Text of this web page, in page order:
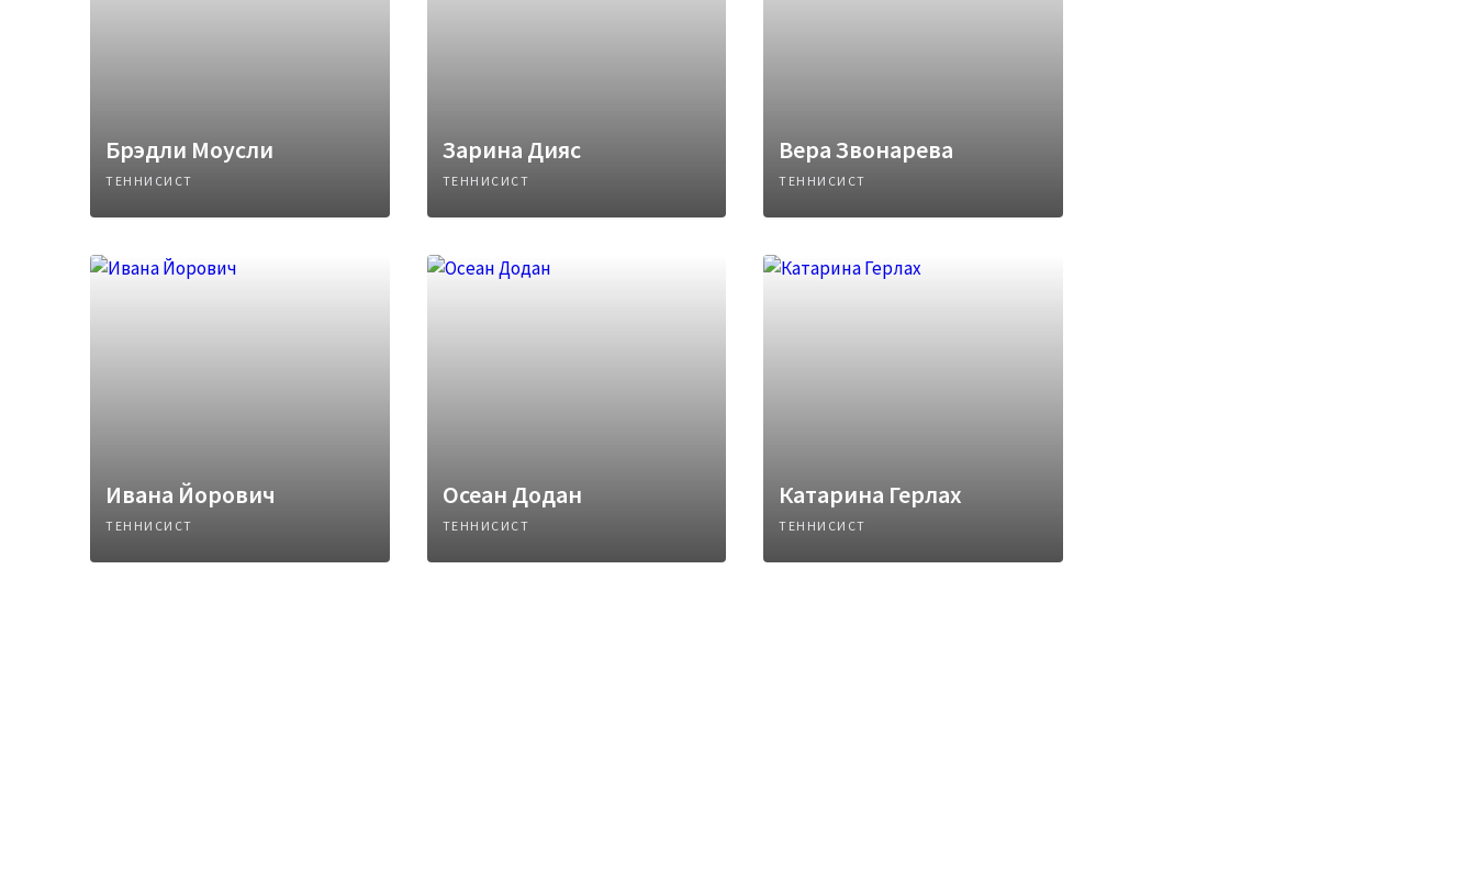
Брэдли Моусли
ТЕННИСИСТ
Зарина Дияс
ТЕННИСИСТ
Вера Звонарева
ТЕННИСИСТ
Ивана Йорович
ТЕННИСИСТ
Осеан Додан
ТЕННИСИСТ
Катарина Герлах
ТЕННИСИСТ